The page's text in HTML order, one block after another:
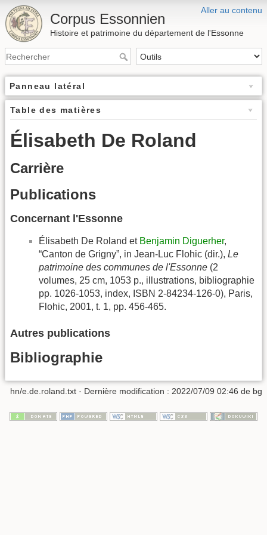
Aller au contenu
Corpus Essonnien
Histoire et patrimoine du département de l'Essonne
Panneau latéral
Table des matières
Élisabeth De Roland
Carrière
Publications
Concernant l'Essonne
Élisabeth De Roland et Benjamin Diguerher,
“Canton de Grigny”, in Jean-Luc Flohic (dir.), Le
patrimoine des communes de l'Essonne (2
volumes, 25 cm, 1053 p., illustrations, bibliographie
pp. 1026-1053, index, ISBN 2-84234-126-0), Paris,
Flohic, 2001, t. 1, pp. 456-465.
Autres publications
Bibliographie
hn/e.de.roland.txt · Dernière modification : 2022/07/09 02:46 de bg